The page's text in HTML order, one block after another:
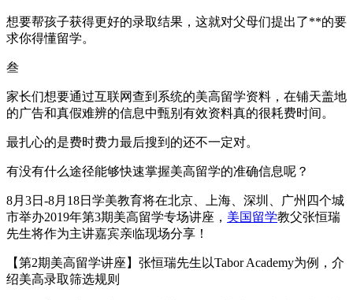
想要帮孩子获得更好的录取结果，这就对父母们提出了**的要
求你得懂留学。
叁
家长们想要通过互联网查到系统的美高留学资料，在铺天盖地
的广告和真假难辨的信息中甄别有效资料真的很耗费时间。
最扎心的是费时费力最后搜到的还不一定对。
有没有什么途径能够快速掌握美高留学的准确信息呢？
8月3日-8月18日学美教育将在北京、上海、深圳、广州四个城
市举办2019年第3期美高留学专场讲座， 美国留学教父张恒瑞
先生将作为主讲嘉宾亲临现场分享！
【第2期美高留学讲座】张恒瑞先生以Tabor Academy为例，介
绍美高录取筛选规则